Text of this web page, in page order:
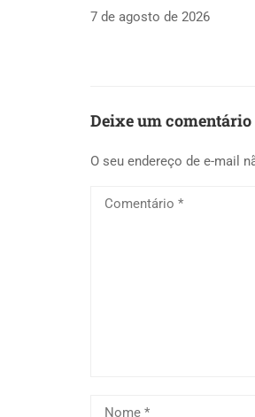
7 de agosto de 2026
Deixe um comentário
O seu endereço de e-mail